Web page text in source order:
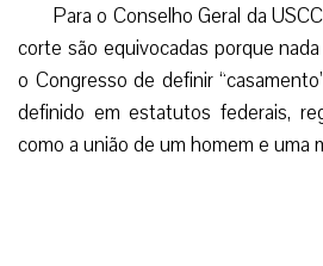
Para o Conselho Geral da
corte são equivocadas porque
o Congresso de definir
definido em estatutos federais,
como a união de um homem e uma